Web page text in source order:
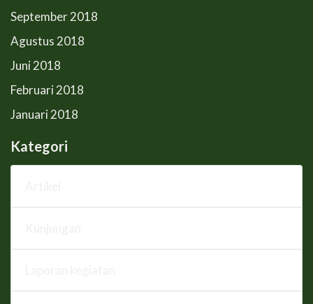
September 2018
Agustus 2018
Juni 2018
Februari 2018
Januari 2018
Kategori